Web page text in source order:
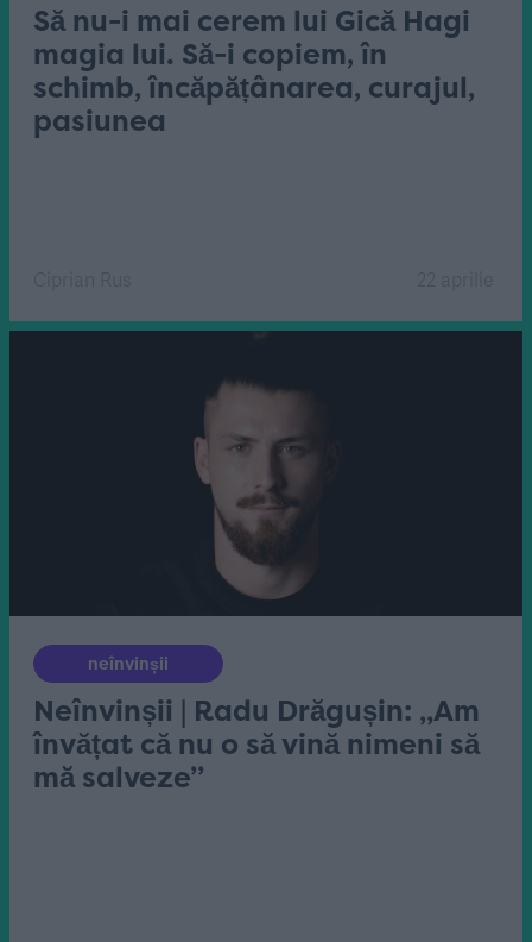
Să nu-i mai cerem lui Gică Hagi
magia lui. Să-i copiem, în
schimb, încăpățânarea, curajul,
pasiunea
neînvinșii
Neînvinșii | Radu Drăgușin: „Am
învățat că nu o să vină nimeni să
mă salveze”